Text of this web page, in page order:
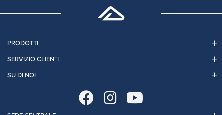
PRODOTTI
SERVIZIO CLIENTI
SU DI NOI